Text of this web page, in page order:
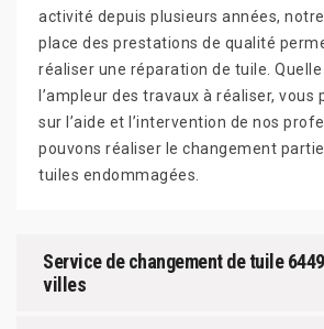
activité depuis plusieurs années,
place des prestations de qualité
réaliser une réparation de tuile.
l’ampleur des travaux à réaliser,
sur l’aide et l’intervention de nos
pouvons réaliser le changement
tuiles endommagées.
Service de changement de tuile
villes